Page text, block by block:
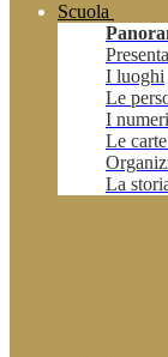
Scuola
I luoghi
Le
I
Le
La